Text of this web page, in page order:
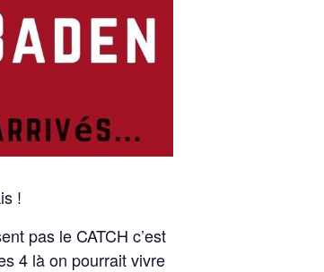
!
pas le CATCH c’est
4 là on pourrait vivre